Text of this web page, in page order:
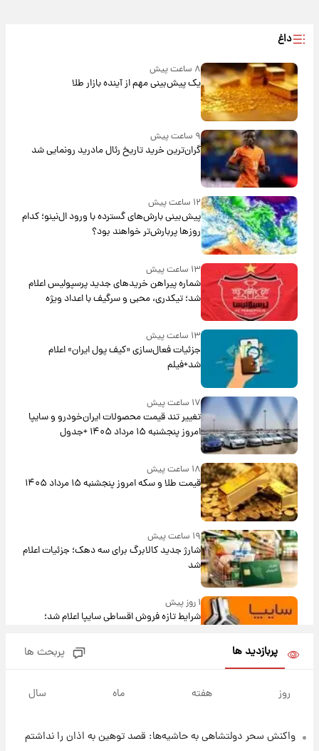
داغ
۸ ساعت پیش
یک پیش‌بینی مهم از آینده بازار طلا
۹ ساعت پیش
گران‌ترین خرید تاریخ رئال مادرید رونمایی شد
۱۲ ساعت پیش
پیش‌بینی بارش‌های گسترده با ورود ال‌نینو؛ کدام
روزها پربارش‌تر خواهند بود؟
۱۳ ساعت پیش
شماره پیراهن خریدهای جدید پرسپولیس اعلام
شد؛ تیکدری، محبی و سرگیف با اعداد ویژه
۱۳ ساعت پیش
جزئیات فعال‌سازی «کیف پول ایران» اعلام
شد+فیلم
۱۷ ساعت پیش
تغییر تند قیمت محصولات ایران‌خودرو و سایپا
امروز پنجشنبه ۱۵ مرداد ۱۴۰۵ +جدول
۱۸ ساعت پیش
قیمت طلا و سکه امروز پنجشنبه ۱۵ مرداد ۱۴۰۵
۱۹ ساعت پیش
شارژ جدید کالابرگ برای سه دهک؛ جزئیات اعلام
شد
۱ روز پیش
شرایط تازه فروش اقساطی سایپا اعلام شد؛
قیمت سکه و طلا فردا
۱ روز پیش
پربازدید ها پربحث ها
روز هفته ماه سال
واکنش سحر دولتشاهی به حاشیه‌ها: قصد توهین به اذان را نداشتم